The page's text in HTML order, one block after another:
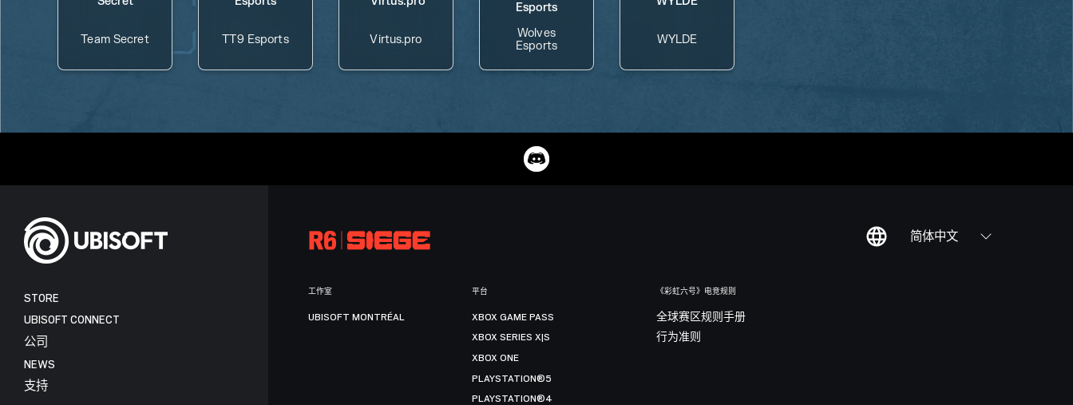
Team Secret TT9 Esports Virtus.pro
Wolves
Esports
WYLDE
简体中文
STORE
UBISOFT CONNECT
公司
NEWS
支持
工作室
UBISOFT MONTRÉAL
平台
XBOX GAME PASS
XBOX SERIES X|S
XBOX ONE
PLAYSTATION®5
PLAYSTATION®4
《彩虹六号》电竞规则
全球赛区规则手册
行为准则